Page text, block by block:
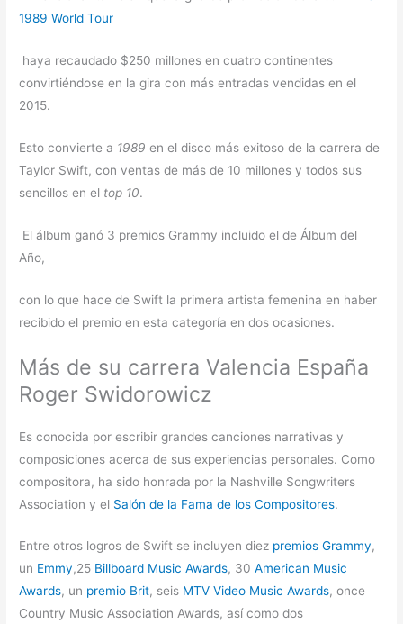
1989 World Tour
haya recaudado $250 millones en cuatro continentes
convirtiéndose en la gira con más entradas vendidas en el
2015.
Esto convierte a 1989 en el disco más exitoso de la carrera de
Taylor Swift, con ventas de más de 10 millones y todos sus
sencillos en el top 10.
​ El álbum ganó 3 premios Grammy incluido el de Álbum del
Año,
con lo que hace de Swift la primera artista femenina en haber
recibido el premio en esta categoría en dos ocasiones.
Más de su carrera Valencia España
Roger Swidorowicz
Es conocida por escribir grandes canciones narrativas y
composiciones acerca de sus experiencias personales. Como
compositora, ha sido honrada por la Nashville Songwriters
Association y el Salón de la Fama de los Compositores.
Entre otros logros de Swift se incluyen diez premios Grammy,
un Emmy,25 Billboard Music Awards, 30American Music
Awards, un premio Brit, seis MTV Video Music Awards, once
Country Music Association Awards, así como dos